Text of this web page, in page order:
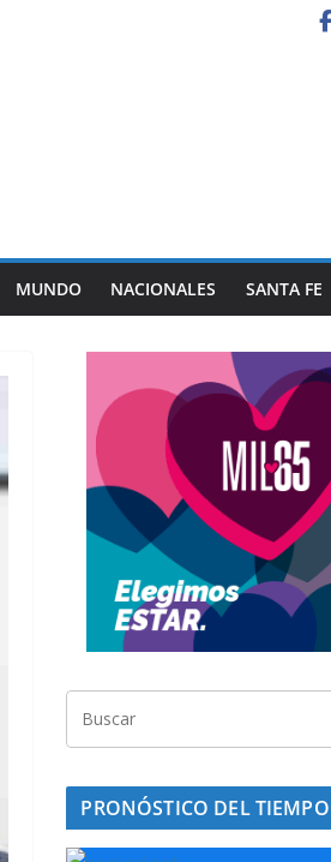
MUNDO NACIONALES SANTA FE
PRONÓSTICO DEL TIEMPO